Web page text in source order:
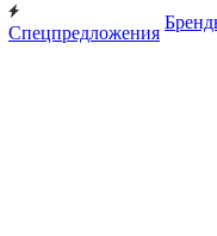
Спецпредложения